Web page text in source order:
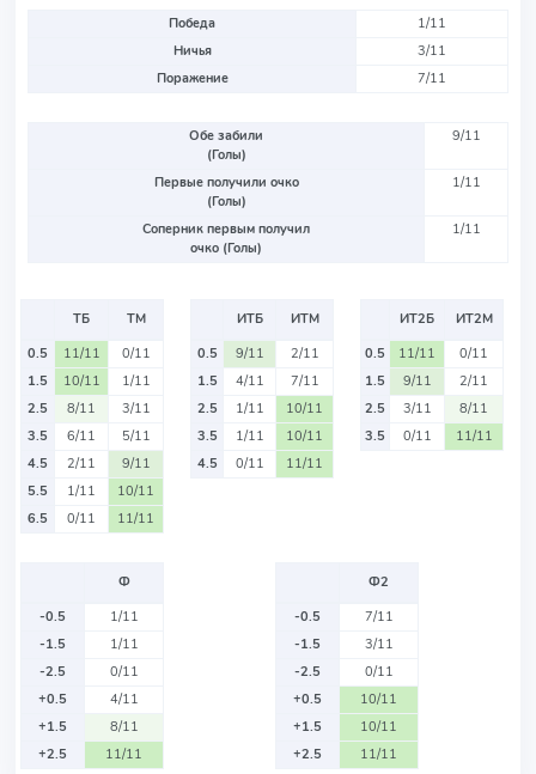
Победа
1/11
Ничья
3/11
Поражение
7/11
Обе забили
(Голы)
9/11
Первые получили очко
(Голы)
1/11
Соперник первым получил
очко (Голы)
1/11
ТБ
ТМ
0.5
11/11
0/11
1.5
10/11
1/11
2.5
8/11
3/11
3.5
6/11
5/11
4.5
2/11
9/11
5.5
1/11
10/11
6.5
0/11 11/11
ИТБ
ИТМ
0.5
9/11
2/11
1.5
4/11
7/11
2.5
1/11
10/11
3.5
1/11
10/11
4.5
0/11 11/11
ИТ2Б
ИТ2М
0.5
11/11
0/11
1.5
9/11
2/11
2.5
3/11
8/11
3.5
0/11 11/11
Ф
-0.5
1/11
-1.5
1/11
-2.5
0/11
+0.5
4/11
+1.5
8/11
+2.5
11/11
Ф2
-0.5
7/11
-1.5
3/11
-2.5
0/11
+0.5
10/11
+1.5
10/11
+2.5
11/11